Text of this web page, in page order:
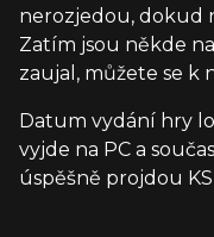
nerozjedou, dokud
Zatím jsou někde
zaujal, můžete se k
Datum vydání hry
vyjde na PC a
úspěšně projdou